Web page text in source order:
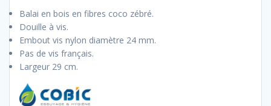
Balai en bois en fibres coco zébré.
Douille à vis.
Embout vis nylon diamètre 24 mm.
Pas de vis français.
Largeur 29 cm.